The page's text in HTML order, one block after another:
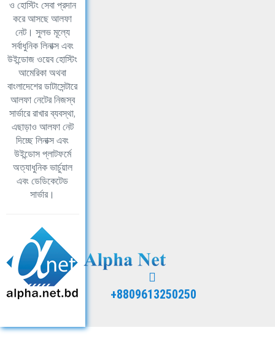
ও হোস্টিং সেবা প্রদান
করে আসছে আলফা
নেট। সুলভ মূল্যে
সর্বাধুনিক লিনাক্স এবং
উইন্ডোজ ওয়েব হোস্টিং
আমেরিকা অথবা
বাংলাদেশের ডাটাসেন্টারে
আলফা নেটের নিজস্ব
সার্ভারে রাখার ব্যবস্থা,
এছাড়াও আলফা নেট
দিচ্ছে লিনাক্স এবং
উইন্ডোস প্লাটফর্মে
অত্যাধুনিক ভার্চুয়াল
এবং ডেডিকেটেড
সার্ভার।
+8809613250250